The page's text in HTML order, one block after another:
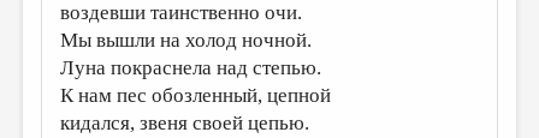
воздевши таинственно очи.
Мы вышли на холод ночной.
Луна покраснела над степью.
К нам пес обозленный, цепной
кидался, звеня своей цепью.